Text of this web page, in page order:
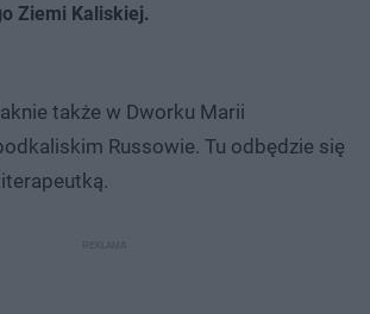
Ziemi Kaliskiej.
także w Dworku Marii
Russowie. Tu odbędzie się